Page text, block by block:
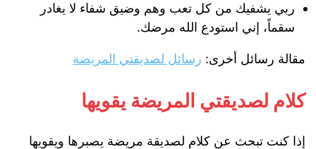
ربي يشفيك من كل تعب وهم وضيق شفاء لا يغادر
سقماً، إني استودع الله مرضك.
مقالة رسائل أخرى: رسائل لصديقتي المريضة
كلام لصديقتي المريضة يقويها
إذا كنت تبحث عن كلام لصديقة مريضة يصبرها ويقويها